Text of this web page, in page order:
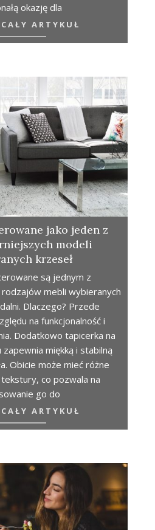
okazję dla
ARTYKUŁ
jako jeden z
modeli
krzeseł
są jednym z
mebli wybieranych
Dlaczego? Przede
na funkcjonalność i
Dodatkowo tapicerka na
miękką i stabilną
Obicie może mieć różne
co pozwala na
go do
ARTYKUŁ